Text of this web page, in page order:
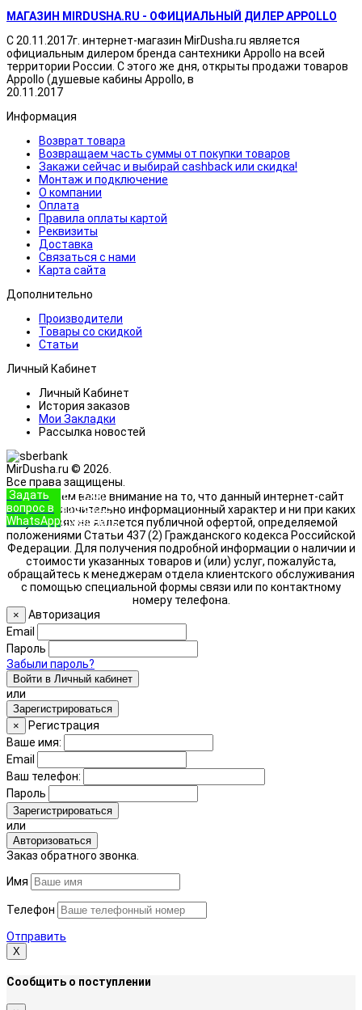
МАГАЗИН MIRDUSHA.RU - ОФИЦИАЛЬНЫЙ ДИЛЕР APPOLLO
С 20.11.2017г. интернет-магазин MirDusha.ru является
официальным дилером бренда сантехники Appollo на всей
территории России. С этого же дня, открыты продажи товаров
Appollo (душевые кабины Appollo, в
20.11.2017
Информация
Возврат товара
Возвращаем часть суммы от покупки товаров
Закажи сейчас и выбирай cashback или скидка!
Монтаж и подключение
О компании
Оплата
Правила оплаты картой
Реквизиты
Доставка
Связаться с нами
Карта сайта
Дополнительно
Производители
Товары со скидкой
Статьи
Личный Кабинет
Личный Кабинет
История заказов
Мои Закладки
Рассылка новостей
MirDusha.ru © 2026.
Все права защищены.
Обращаем ваше внимание на то, что данный интернет-сайт
носит исключительно информационный характер и ни при каких
условиях не является публичной офертой, определяемой
положениями Статьи 437 (2) Гражданского кодекса Российской
Федерации. Для получения подробной информации о наличии и
стоимости указанных товаров и (или) услуг, пожалуйста,
обращайтесь к менеджерам отдела клиентского обслуживания
с помощью специальной формы связи или по контактному
номеру телефона.
Задать
вопрос в
WhatsApp
+7 (933)
888-8322
Позвонить
×
Авторизация
Email
Пароль
Забыли пароль?
Войти в Личный кабинет
или
Зарегистрироваться
×
Регистрация
Ваше имя:
Email
Ваш телефон:
Пароль
Зарегистрироваться
или
Авторизоваться
Заказ обратного звонка.
Имя
Телефон
Отправить
Х
Сообщить о поступлении